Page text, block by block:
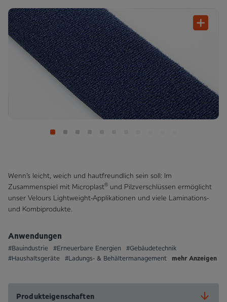
Wenn’s leicht, weich und hautfreundlich sein soll: Im
Zusammenspiel mit Microplast® und Pilzverschlüssen ermöglicht
unser Velours Lightweight-Applikationen und viele Laminations-
und Kombi­produkte.
Anwendungen
#Bauindustrie #Erneuerbare Energien
#Gebäudetechnik
#Haushaltsgeräte #Ladungs- & Behältermanagement mehr Anzeigen
Produkteigenschaften